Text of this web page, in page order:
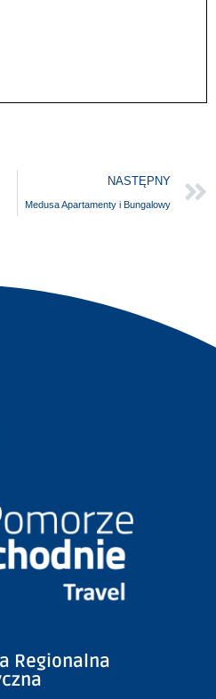
NASTĘPNY
Medusa Apartamenty i Bungalowy
Regionalna